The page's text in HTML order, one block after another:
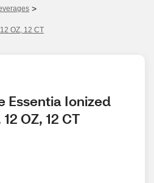
>
OZ, 12 CT
Essentia Ionized
OZ, 12 CT